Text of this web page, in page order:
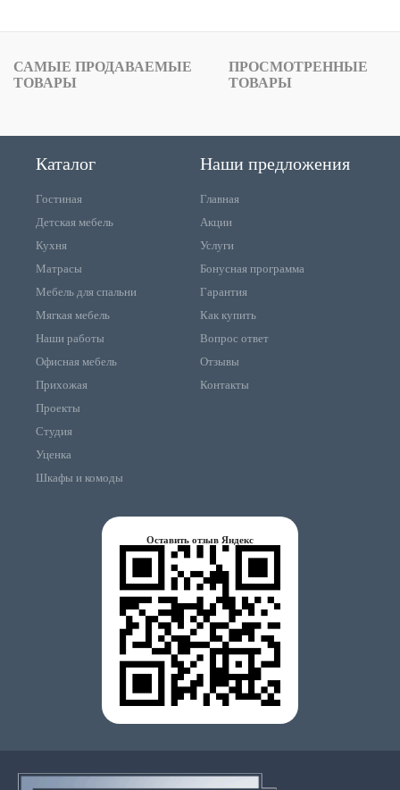
САМЫЕ ПРОДАВАЕМЫЕ
ТОВАРЫ
ПРОСМОТРЕННЫЕ
ТОВАРЫ
Каталог
Гостиная
Детская мебель
Кухня
Матрасы
Мебель для спальни
Мягкая мебель
Наши работы
Офисная мебель
Прихожая
Проекты
Студия
Уценка
Шкафы и комоды
Наши предложения
Главная
Акции
Услуги
Бонусная программа
Гарантия
Как купить
Вопрос ответ
Отзывы
Контакты
Оставить отзыв Яндекс